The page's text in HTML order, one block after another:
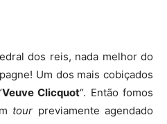
dos reis, nada melhor do
Um dos mais cobiçados
Veuve Clicquot“. Então fomos
tour previamente agendado